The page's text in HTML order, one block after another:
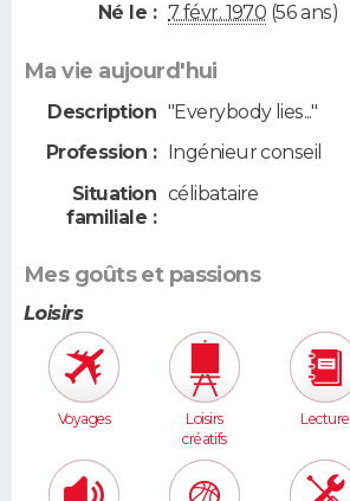
Né le : 7 févr. 1970 (56 ans)
Ma vie aujourd'hui
Description "Everybody lies..."
Profession :
Ingénieur conseil
Situation
familiale :
célibataire
Mes goûts et passions
Loisirs
Voyages
Loisirs
créatifs
Lecture